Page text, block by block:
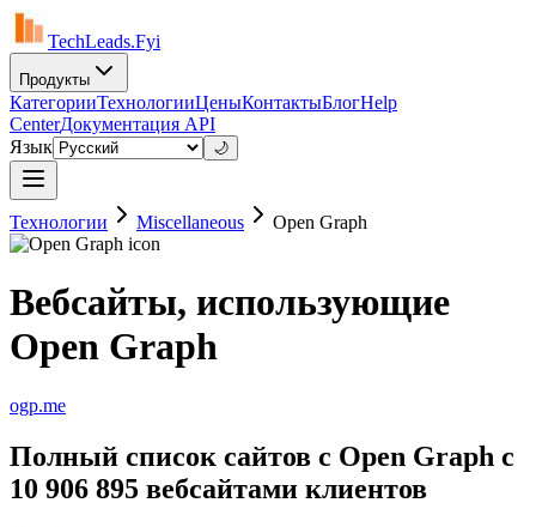
TechLeads.Fyi
Продукты
КатегорииТехнологииЦеныКонтактыБлогHelp
CenterДокументация API
Язык
🌙
Технологии Miscellaneous Open Graph
Вебсайты, использующие
Open Graph
ogp.me
Полный список сайтов с Open Graph с
10 906 895 вебсайтами клиентов